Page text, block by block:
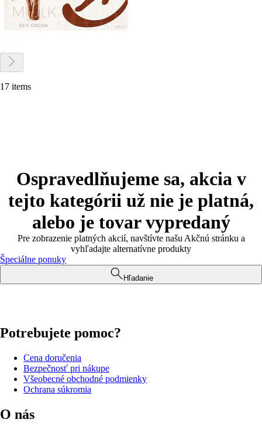
17 items
Ospravedlňujeme sa, akcia v
tejto kategórii už nie je platná,
alebo je tovar vypredaný
Pre zobrazenie platných akcií, navštívte našu Akčnú stránku a
vyhľadajte alternatívne produkty
Špeciálne ponuky
Hľadanie
Potrebujete pomoc?
Cena doručenia
Bezpečnosť pri nákupe
Všeobecné obchodné podmienky
Ochrana súkromia
O nás